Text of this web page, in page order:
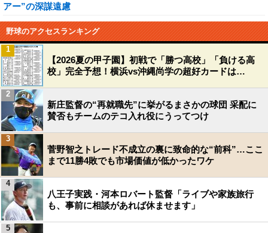
アー”の深謀遠慮
野球のアクセスランキング
【2026夏の甲子園】初戦で「勝つ高校」「負ける高
校」完全予想！横浜vs沖縄尚学の超好カードは…
1
新庄監督の“再就職先”に挙がるまさかの球団 采配に
賛否もチームのテコ入れ役にうってつけ
2
菅野智之トレード不成立の裏に致命的な“前科”…ここ
まで11勝4敗でも市場価値が低かったワケ
3
八王子実践・河本ロバート監督「ライブや家族旅行
も、事前に相談があれば休ませます」
4
5